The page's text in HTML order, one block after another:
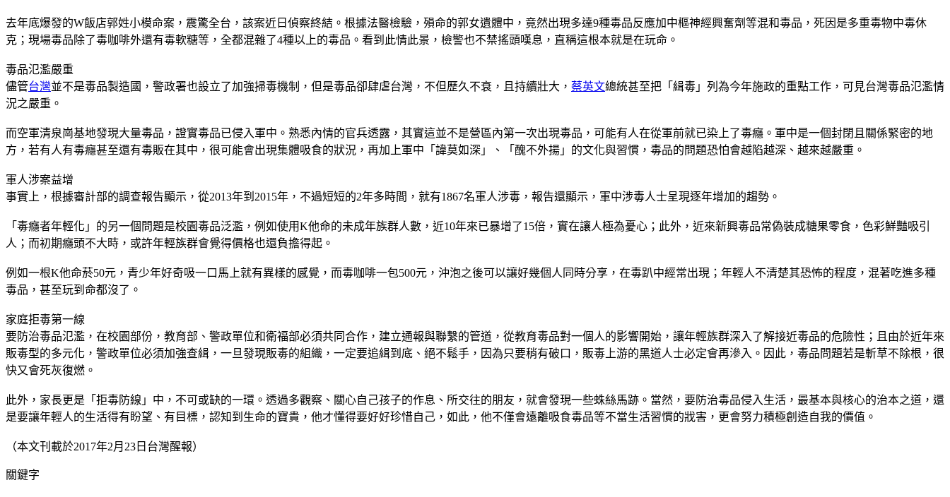
去年底爆發的W飯店郭姓小模命案，震驚全台，該案近日偵察終結。根據法醫檢驗，殞命的郭女遺體中，竟然出現多達9種毒品反應加中樞神經興奮劑等混和毒品，死因是多重毒物中毒休
克；現場毒品除了毒咖啡外還有毒軟糖等，全都混雜了4種以上的毒品。看到此情此景，檢警也不禁搖頭嘆息，直稱這根本就是在玩命。
毒品氾濫嚴重
儘管台灣並不是毒品製造國，警政署也設立了加強掃毒機制，但是毒品卻肆虐台灣，不但歷久不衰，且持續壯大， 蔡英文總統甚至把「緝毒」列為今年施政的重點工作，可見台灣毒品氾濫情
況之嚴重。
而空軍清泉崗基地發現大量毒品，證實毒品已侵入軍中。熟悉內情的官兵透露，其實這並不是營區內第一次出現毒品，可能有人在從軍前就已染上了毒癮。軍中是一個封閉且關係緊密的地
方，若有人有毒癮甚至還有毒販在其中，很可能會出現集體吸食的狀況，再加上軍中「諱莫如深」、「醜不外揚」的文化與習慣，毒品的問題恐怕會越陷越深、越來越嚴重。
軍人涉案益增
事實上，根據審計部的調查報告顯示，從2013年到2015年，不過短短的2年多時間，就有1867名軍人涉毒，報告還顯示，軍中涉毒人士呈現逐年增加的趨勢。
「毒癮者年輕化」的另一個問題是校園毒品泛濫，例如使用K他命的未成年族群人數，近10年來已暴增了15倍，實在讓人極為憂心；此外，近來新興毒品常偽裝成糖果零食，色彩鮮豔吸引
人；而初期癮頭不大時，或許年輕族群會覺得價格也還負擔得起。
例如一根K他命菸50元，青少年好奇吸一口馬上就有異樣的感覺，而毒咖啡一包500元，沖泡之後可以讓好幾個人同時分享，在毒趴中經常出現；年輕人不清楚其恐怖的程度，混著吃進多種
毒品，甚至玩到命都沒了。
家庭拒毒第一線
要防治毒品氾濫，在校園部份，教育部、警政單位和衛福部必須共同合作，建立通報與聯繫的管道，從教育毒品對一個人的影響開始，讓年輕族群深入了解接近毒品的危險性；且由於近年來
販毒型的多元化，警政單位必須加強查緝，一旦發現販毒的組織，一定要追緝到底、絕不鬆手，因為只要稍有破口，販毒上游的黑道人士必定會再滲入。因此，毒品問題若是斬草不除根，很
快又會死灰復燃。
此外，家長更是「拒毒防線」中，不可或缺的一環。透過多觀察、關心自己孩子的作息、所交往的朋友，就會發現一些蛛絲馬跡。當然，要防治毒品侵入生活，最基本與核心的治本之道，還
是要讓年輕人的生活得有盼望、有目標，認知到生命的寶貴，他才懂得要好好珍惜自己，如此，他不僅會遠離吸食毒品等不當生活習慣的戕害，更會努力積極創造自我的價值。
（本文刊載於2017年2月23日台灣醒報）
關鍵字